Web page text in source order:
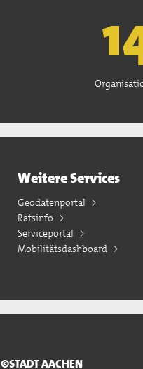
Weitere Services
Geodatenportal
Ratsinfo
Serviceportal
Mobilitätsdashboard
©STADT AACHEN